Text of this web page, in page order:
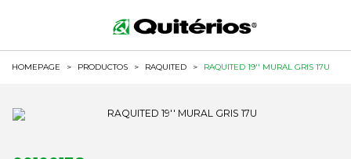
HOMEPAGE > PRODUCTOS > RAQUITED > RAQUITED 19'' MURAL GRIS 17U